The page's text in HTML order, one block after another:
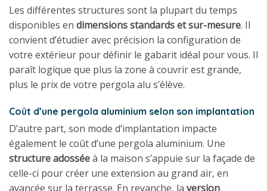
Les différentes structures sont la plupart du temps
disponibles en dimensions standards et sur-mesure. Il
convient d’étudier avec précision la configuration de
votre extérieur pour définir le gabarit idéal pour vous. Il
paraît logique que plus la zone à couvrir est grande,
plus le prix de votre pergola alu s’élève.
Coût d’une pergola aluminium selon son implantation
D’autre part, son mode d’implantation impacte
également le coût d’une pergola aluminium. Une
structure adosséeà la maison s’appuie sur la façade de
celle-ci pour créer une extension au grand air, en
avancée sur la terrasse. En revanche, la version